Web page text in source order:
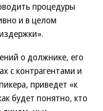
процедуры
и в целом
о должнике, его
с контрагентами и
приведет «к
будет понятно, кто